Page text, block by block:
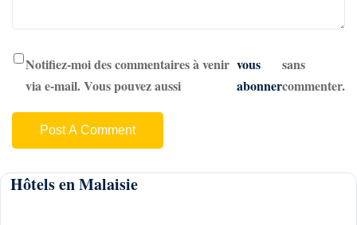
Notifiez-moi des commentaires à venir
via e-mail. Vous pouvez aussi
vous
abonner
sans
commenter.
Hôtels en Malaisie